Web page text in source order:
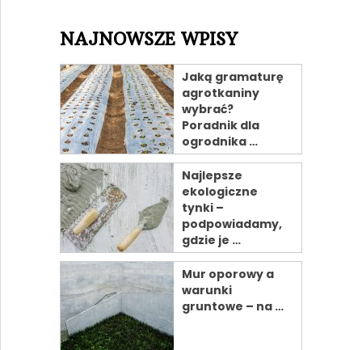
NAJNOWSZE WPISY
Jaką gramaturę
agrotkaniny
wybrać?
Poradnik dla
ogrodnika …
Najlepsze
ekologiczne
tynki –
podpowiadamy,
gdzie je …
Mur oporowy a
warunki
gruntowe – na …